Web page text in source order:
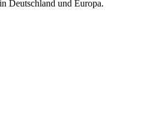
Deutschland und Europa.